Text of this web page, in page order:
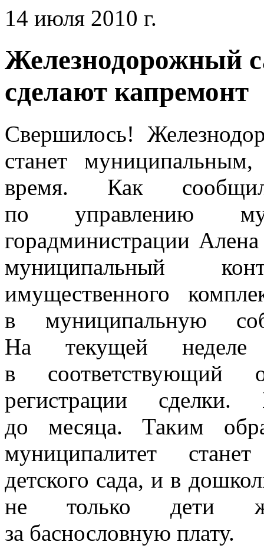
14 июля 2010 г.
Железнодорожный
сделают капремонт
Свершилось!
станет
время. Как
по управлению
горадминистрации
муниципальный
имущественного
в муниципальную
На текущей
в соответствующий
регистрации
до месяца. Таким
муниципалитет
детского сада, и в
не только дети
за баснословную плату.